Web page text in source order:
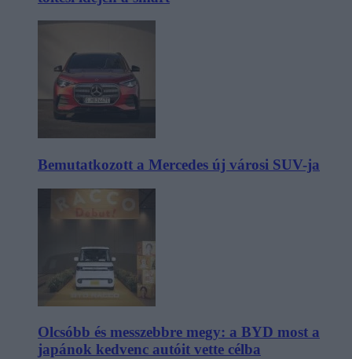
Bemutatkozott a Mercedes új városi SUV-ja
Olcsóbb és messzebbre megy: a BYD most a
japánok kedvenc autóit vette célba